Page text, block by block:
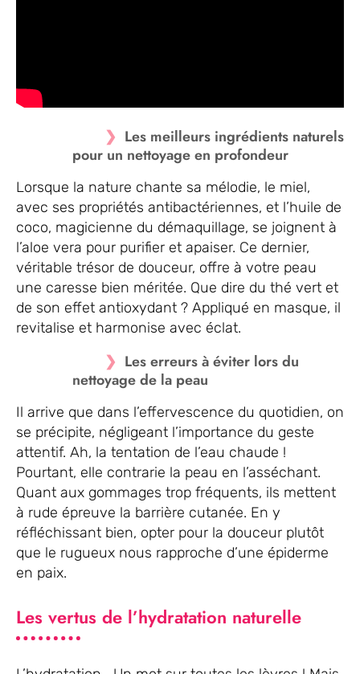
Les meilleurs ingrédients naturels
pour un nettoyage en profondeur
Lorsque la nature chante sa mélodie, le miel,
avec ses propriétés antibactériennes, et l’huile de
coco, magicienne du démaquillage, se joignent à
l’aloe vera pour purifier et apaiser. Ce dernier,
véritable trésor de douceur, offre à votre peau
une caresse bien méritée. Que dire du thé vert et
de son effet antioxydant ? Appliqué en masque, il
revitalise et harmonise avec éclat.
Les erreurs à éviter lors du
nettoyage de la peau
Il arrive que dans l’effervescence du quotidien, on
se précipite, négligeant l’importance du geste
attentif. Ah, la tentation de l’eau chaude !
Pourtant, elle contrarie la peau en l’asséchant.
Quant aux gommages trop fréquents, ils mettent
à rude épreuve la barrière cutanée. En y
réfléchissant bien, opter pour la douceur plutôt
que le rugueux nous rapproche d’une épiderme
en paix.
Les vertus de l’hydratation naturelle